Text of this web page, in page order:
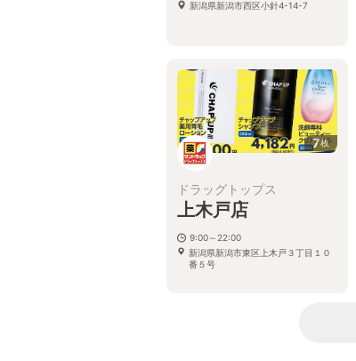
新潟県新潟市西区小針4-14-7
7枚
ドラッグトップス
上木戸店
9:00～22:00
新潟県新潟市東区上木戸３丁目１０
番５号